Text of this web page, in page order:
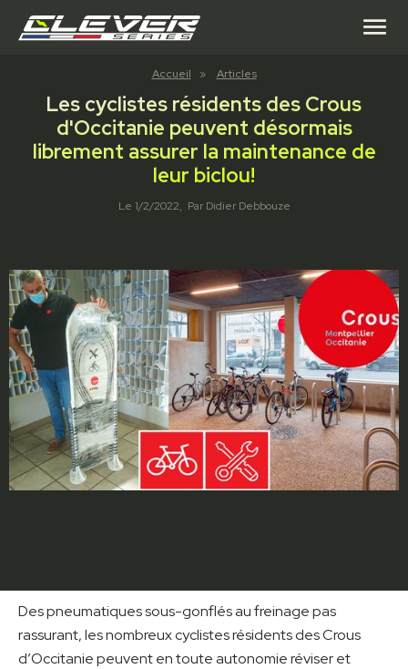
menu
Accueil » Articles
Les cyclistes résidents des Crous
d'Occitanie peuvent désormais
librement assurer la maintenance de
leur biclou!
Le 1/2/2022, Par Didier Debbouze
Des pneumatiques sous-gonflés au freinage pas
rassurant, les nombreux cyclistes résidents des Crous
d’Occitanie peuvent en toute autonomie réviser et